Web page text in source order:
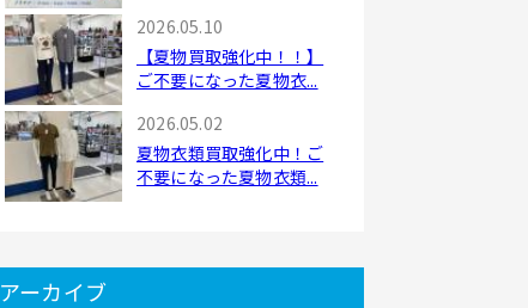
2026.05.10
【夏物買取強化中！！】
ご不要になった夏物衣...
2026.05.02
夏物衣類買取強化中！ご
不要になった夏物衣類...
アーカイブ